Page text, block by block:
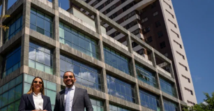
30
IA ​​em que os computadores se
tão inteligentes quanto os
motivo para sua mudança de função.
ANÚNCIO